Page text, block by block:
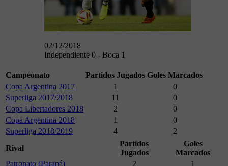
02/12/2018
Independiente 0 - Boca 1
Campeonato Partidos Jugados Goles Marcados
Copa Argentina 2017
1
0
Superliga 2017/2018
11
0
Copa Libertadores 2018
2
0
Copa Argentina 2018
1
0
Superliga 2018/2019
4
2
Rival
Partidos
Jugados
Goles
Marcados
Patronato (Paraná)
2
1